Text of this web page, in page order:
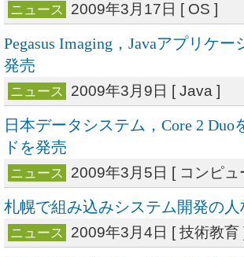
ニュース 2009年3月17日 [ OS ]
Pegasus Imaging，Javaアプリケ
発売
ニュース 2009年3月9日 [ Java ]
日本データシステム，Core 2
ドを発売
ニュース 2009年3月5日 [ コンピュ
札幌で組み込みシステム開発の
ニュース 2009年3月4日 [ 技術教育